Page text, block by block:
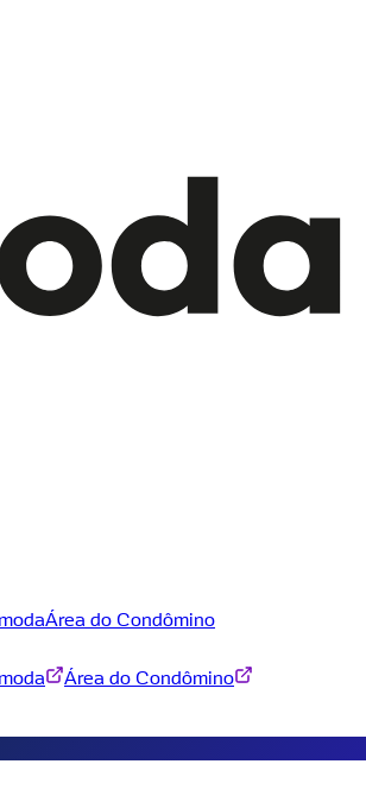
Área do Condômino
Área do Condômino